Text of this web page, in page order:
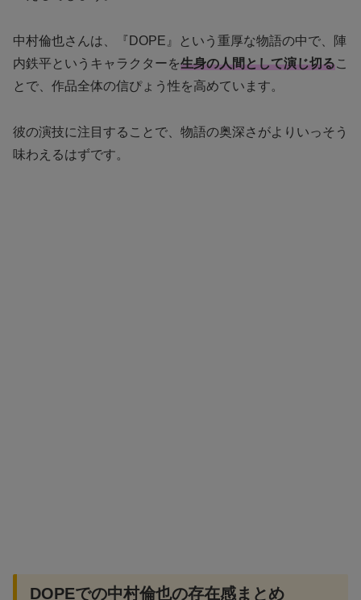
中村倫也さんは、『DOPE』という重厚な物語の中で、陣
内鉄平というキャラクターを生身の人間として演じ切るこ
とで、作品全体の信ぴょう性を高めています。
彼の演技に注目することで、物語の奥深さがよりいっそう
味わえるはずです。
DOPEでの中村倫也の存在感まとめ